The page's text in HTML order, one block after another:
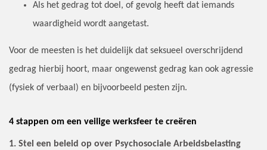
Als het gedrag tot doel, of gevolg heeft dat iemands
waardigheid wordt aangetast.
Voor de meesten is het duidelijk dat seksueel overschrijdend
gedrag hierbij hoort, maar ongewenst gedrag kan ook agressie
(fysiek of verbaal) en bijvoorbeeld pesten zijn.
4 stappen om een veilige werksfeer te creëren
1. Stel een beleid op over Psychosociale Arbeidsbelasting